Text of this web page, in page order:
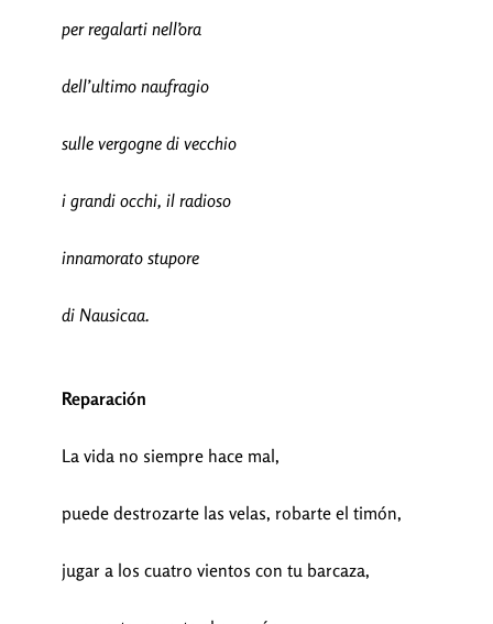
per regalarti nell’ora
dell’ultimo naufragio
sulle vergogne di vecchio
i grandi occhi, il radioso
innamorato stupore
di Nausicaa.
Reparación
La vida no siempre hace mal,
puede destrozarte las velas, robarte el timón,
jugar a los cuatro vientos con tu barcaza,